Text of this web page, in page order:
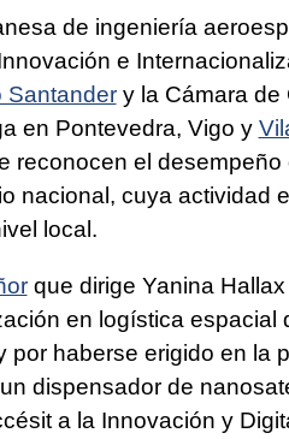
de ingeniería
e
Santandery la Cámara de
en Pontevedra, Vigo y
reconocen el
nacional, cuya actividad
local.
que dirige Yanina
en logística espacial
por haberse erigido en la
dispensador de
a la Innovación y